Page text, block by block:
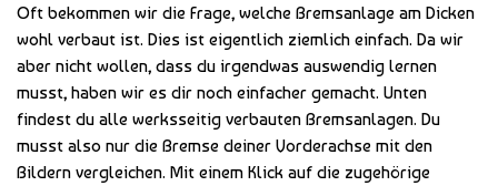
Oft bekommen wir die Frage, welche Bremsanlage am Dicken
wohl verbaut ist. Dies ist eigentlich ziemlich einfach. Da wir
aber nicht wollen, dass du irgendwas auswendig lernen
musst, haben wir es dir noch einfacher gemacht. Unten
findest du alle werksseitig verbauten Bremsanlagen. Du
musst also nur die Bremse deiner Vorderachse mit den
Bildern vergleichen. Mit einem Klick auf die zugehörige